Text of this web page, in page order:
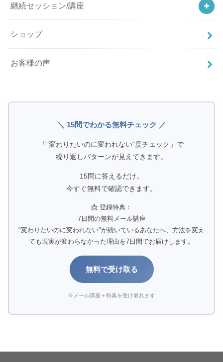
継続セッション/講座
ショップ
お客様の声
＼ 15問でわかる無料チェック ／
「"変わりたいのに変われない"度チェック」で
繰り返しパターンが見えてきます。
15問に答えるだけ。
今すぐ無料で確認できます。
📩 登録特典：
7日間の無料メール講座
"変わりたいのに変われない"が続いているあなたへ、方法を変え
ても現実が変わらなかった理由を7日間でお届けします。
無料で受け取る
※メール講座＋特典を受け取れます